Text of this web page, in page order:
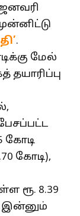
.
மேல்
கோடி),
ரூ. 8.39
இன்னும்